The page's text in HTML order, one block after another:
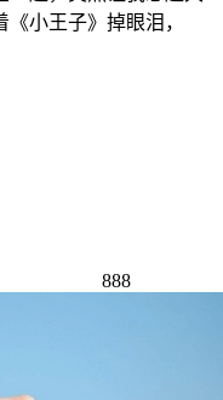
小王子》掉眼泪，
888